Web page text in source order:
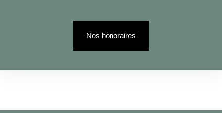
Nos honoraires